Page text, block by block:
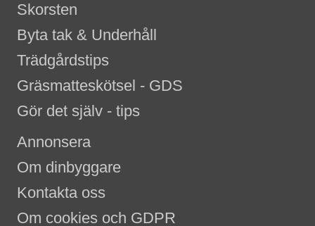
Skorsten
Byta tak & Underhåll
Trädgårdstips
Gräsmatteskötsel - GDS
Gör det själv - tips
Annonsera
Om dinbyggare
Kontakta oss
Om cookies och GDPR